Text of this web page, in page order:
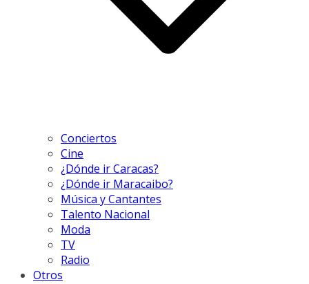
Conciertos
Cine
¿Dónde ir Caracas?
¿Dónde ir Maracaibo?
Música y Cantantes
Talento Nacional
Moda
TV
Radio
Otros